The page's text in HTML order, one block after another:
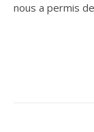
nous a permis